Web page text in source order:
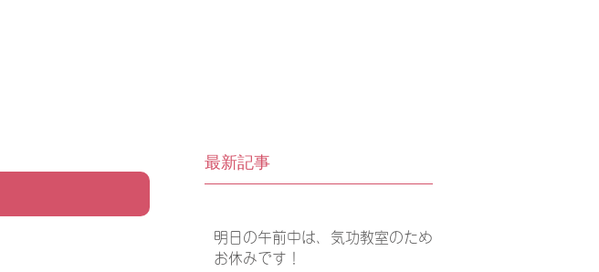
最新記事
明日の午前中は、気功教室のため
お休みです！